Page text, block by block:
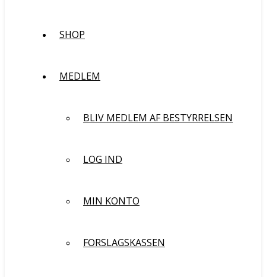
SHOP
MEDLEM
BLIV MEDLEM AF BESTYRRELSEN
LOG IND
MIN KONTO
FORSLAGSKASSEN